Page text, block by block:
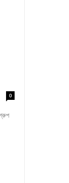
0